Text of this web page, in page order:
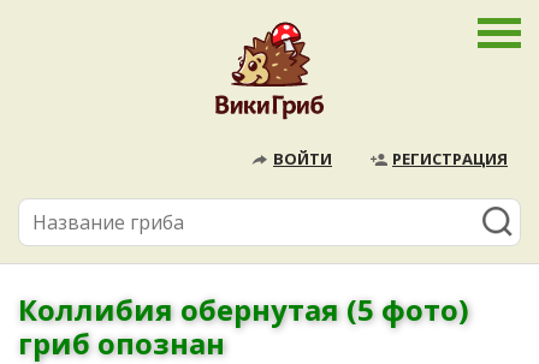
ВОЙТИ РЕГИСТРАЦИЯ
Коллибия обернутая (5 фото)
гриб опознан